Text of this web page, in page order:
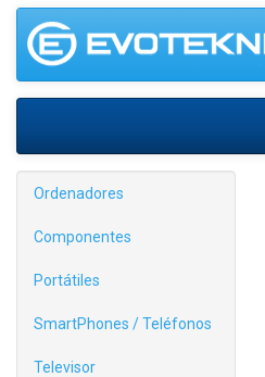
Ordenadores
Componentes
Portátiles
SmartPhones / Teléfonos
Televisor